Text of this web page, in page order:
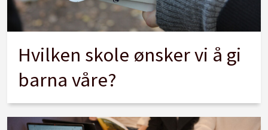
Hvilken skole ønsker vi å gi
barna våre?